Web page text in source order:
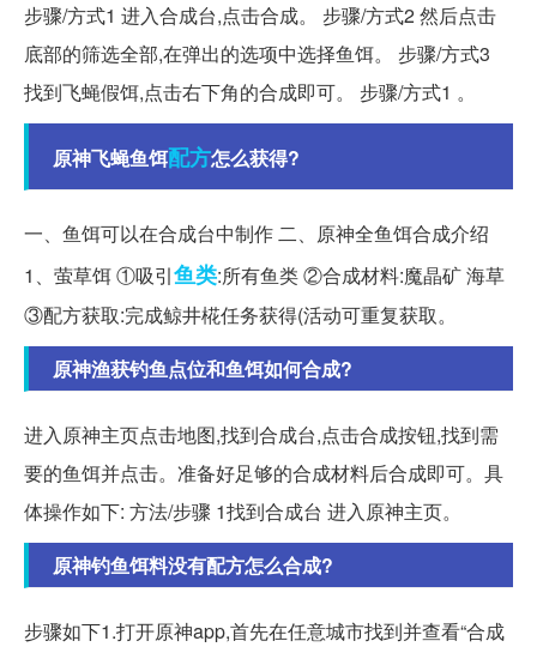
步骤/方式1 进入合成台,点击合成。 步骤/方式2 然后点击
底部的筛选全部,在弹出的选项中选择鱼饵。 步骤/方式3
找到飞蝇假饵,点击右下角的合成即可。 步骤/方式1 。
原神飞蝇鱼饵配方怎么获得?
一、鱼饵可以在合成台中制作 二、原神全鱼饵合成介绍
1、萤草饵 ①吸引鱼类:所有鱼类 ②合成材料:魔晶矿 海草
③配方获取:完成鲸井椛任务获得(活动可重复获取。
原神渔获钓鱼点位和鱼饵如何合成?
进入原神主页点击地图,找到合成台,点击合成按钮,找到需
要的鱼饵并点击。准备好足够的合成材料后合成即可。具
体操作如下: 方法/步骤 1找到合成台 进入原神主页。
原神钓鱼饵料没有配方怎么合成?
步骤如下1.打开原神app,首先在任意城市找到并查看“合成